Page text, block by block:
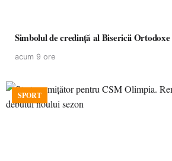
Simbolul de credinţă al Bisericii
acum 9 ore
SPORT